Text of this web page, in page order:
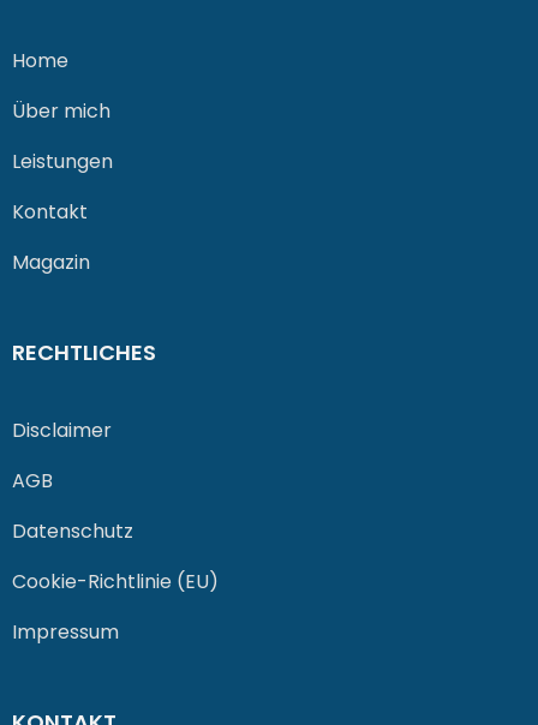
Home
Über mich
Leistungen
Kontakt
Magazin
RECHTLICHES
Disclaimer
AGB
Datenschutz
Cookie-Richtlinie (EU)
Impressum